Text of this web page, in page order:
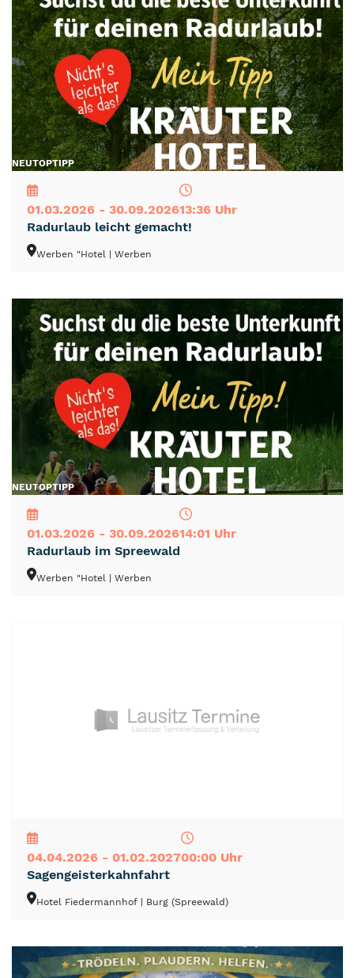
NEUTOPTIPP
01.03.2026 - 30.09.202613:36 Uhr
Radurlaub leicht gemacht!
Werben "Hotel | Werben
NEUTOPTIPP
01.03.2026 - 30.09.202614:01 Uhr
Radurlaub im Spreewald
Werben "Hotel | Werben
04.04.2026 - 01.02.202700:00 Uhr
Sagengeisterkahnfahrt
Hotel Fiedermannhof | Burg (Spreewald)